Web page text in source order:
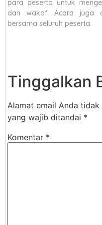
para peserta untuk
dan wakaf. Acara juga
bersama seluruh peserta.
Tinggalkan
Alamat email Anda
yang wajib ditandai *
Komentar *